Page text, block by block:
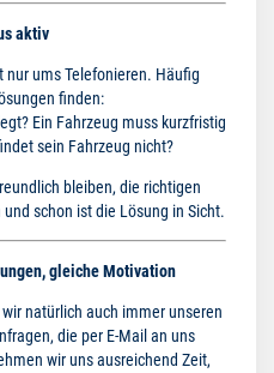
aktiv
ums Telefonieren. Häufig
finden:
Ein Fahrzeug muss kurzfristig
sein Fahrzeug nicht?
bleiben, die richtigen
schon ist die Lösung in Sicht.
gleiche Motivation
natürlich auch immer unseren
die per E-Mail an uns
wir uns ausreichend Zeit,